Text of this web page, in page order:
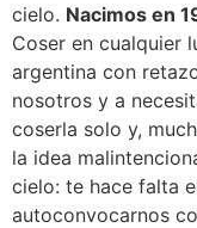
cielo. Nacimos en
Coser en cualquier
argentina con
nosotros y a
coserla solo y,
la idea
cielo: te hace falta
autoconvocarnos